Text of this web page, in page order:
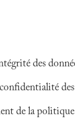
des
des
de la politique